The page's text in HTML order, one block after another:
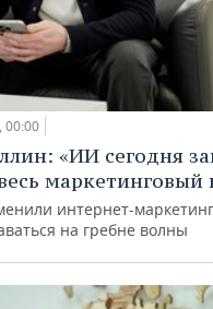
00:00
«ИИ сегодня
маркетинговый
интернет-
на гребне волны